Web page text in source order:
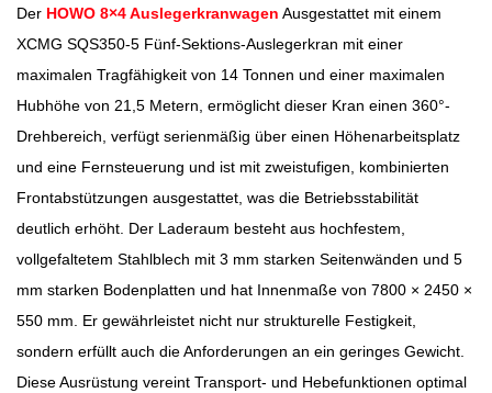
Der HOWO 8×4 Auslegerkranwagen Ausgestattet mit einem
XCMG SQS350-5 Fünf-Sektions-Auslegerkran mit einer
maximalen Tragfähigkeit von 14 Tonnen und einer maximalen
Hubhöhe von 21,5 Metern, ermöglicht dieser Kran einen 360°-
Drehbereich, verfügt serienmäßig über einen Höhenarbeitsplatz
und eine Fernsteuerung und ist mit zweistufigen, kombinierten
Frontabstützungen ausgestattet, was die Betriebsstabilität
deutlich erhöht. Der Laderaum besteht aus hochfestem,
vollgefaltetem Stahlblech mit 3 mm starken Seitenwänden und 5
mm starken Bodenplatten und hat Innenmaße von 7800 × 2450 ×
550 mm. Er gewährleistet nicht nur strukturelle Festigkeit,
sondern erfüllt auch die Anforderungen an ein geringes Gewicht.
Diese Ausrüstung vereint Transport- und Hebefunktionen optimal